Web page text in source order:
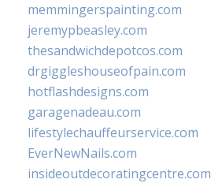
memmingerspainting.com
jeremypbeasley.com
thesandwichdepotcos.com
drgiggleshouseofpain.com
hotflashdesigns.com
garagenadeau.com
lifestylechauffeurservice.com
EverNewNails.com
insideoutdecoratingcentre.com